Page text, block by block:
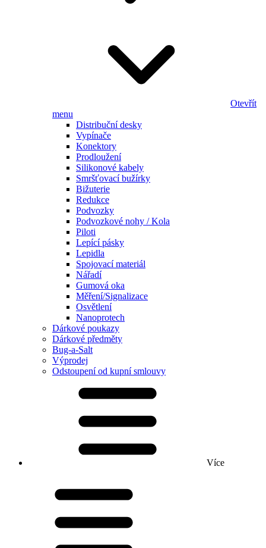
Otevřít
menu
Distribuční desky
Vypínače
Konektory
Prodloužení
Silikonové kabely
Smršťovací bužírky
Bižuterie
Redukce
Podvozky
Podvozkové nohy / Kola
Piloti
Lepící pásky
Lepidla
Spojovací materiál
Nářadí
Gumová oka
Měření/Signalizace
Osvětlení
Nanoprotech
Dárkové poukazy
Dárkové předměty
Bug-a-Salt
Výprodej
Odstoupení od kupní smlouvy
Více